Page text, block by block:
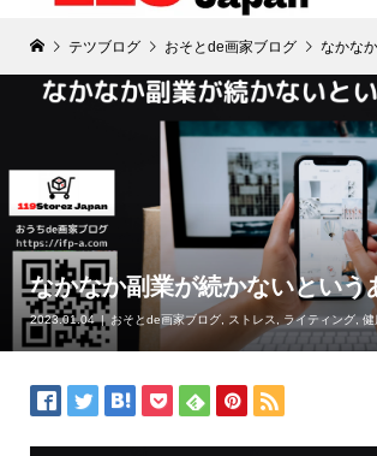
テツブログ おそとde画家ブログ なかなか副
なかなか副業が続かないという
2023.01.04 おそとde画家ブログ, ストレス ライティング, 健